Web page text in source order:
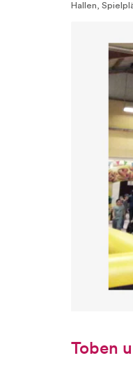
Hallen,
Toben